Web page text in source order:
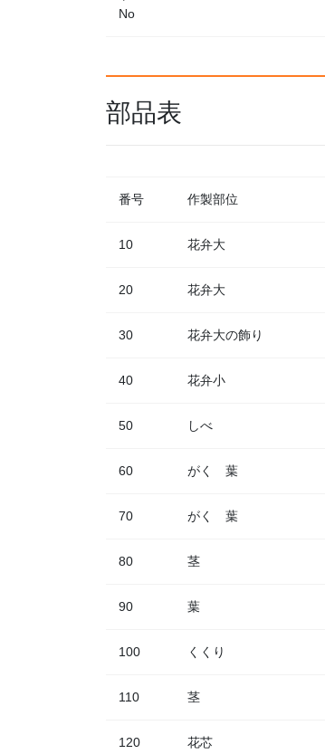
No
部品表
番号 作製部位
10 花弁大
20 花弁大
30 花弁大の飾り
40 花弁小
50 しべ
60 がく 葉
70 がく 葉
80 茎
90 葉
100 くくり
110 茎
120 花芯